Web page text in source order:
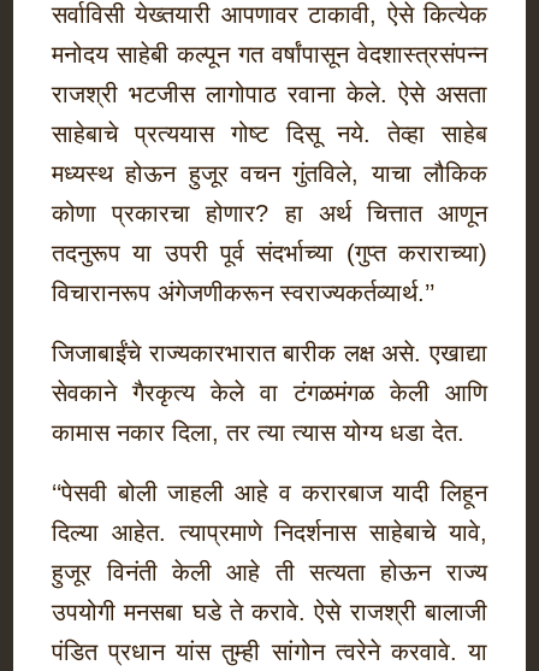
सर्वाविसी येख्तयारी आपणावर टाकावी, ऐसे कित्येक
मनोदय साहेबी कल्पून गत वर्षांपासून वेदशास्त्रसंपन्न
राजश्री भटजीस लागोपाठ रवाना केले. ऐसे असता
साहेबाचे प्रत्ययास गोष्ट दिसू नये. तेव्हा साहेब
मध्यस्थ होऊन हुजूर वचन गुंतविले, याचा लौकिक
कोणा प्रकारचा होणार? हा अर्थ चित्तात आणून
तदनुरूप या उपरी पूर्व संदर्भाच्या (गुप्त कराराच्या)
विचारानरूप अंगेजणीकरून स्वराज्यकर्तव्यार्थ.’’
जिजाबाईंचे राज्यकारभारात बारीक लक्ष असे. एखाद्या
सेवकाने गैरकृत्य केले वा टंगळमंगळ केली आणि
कामास नकार दिला, तर त्या त्यास योग्य धडा देत.
‘‘पेसवी बोली जाहली आहे व करारबाज यादी लिहून
दिल्या आहेत. त्याप्रमाणे निदर्शनास साहेबाचे यावे,
हुजूर विनंती केली आहे ती सत्यता होऊन राज्य
उपयोगी मनसबा घडे ते करावे. ऐसे राजश्री बालाजी
पंडित प्रधान यांस तुम्ही सांगोन त्वरेने करवावे. या